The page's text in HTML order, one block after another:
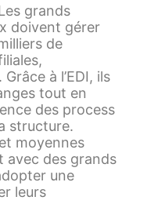
grands
doivent gérer
de
à l’EDI, ils
tout en
des process
structure.
moyennes
avec des grands
une
leurs